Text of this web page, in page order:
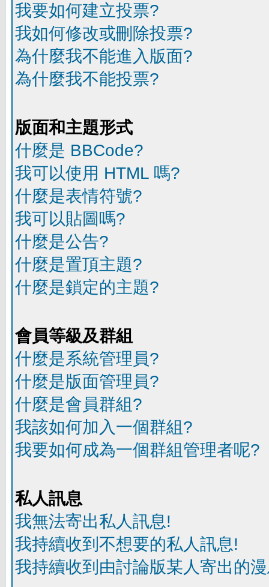
我要如何建立投票?
我如何修改或刪除投票?
為什麼我不能進入版面?
為什麼我不能投票?
版面和主題形式
什麼是 BBCode?
我可以使用 HTML 嗎?
什麼是表情符號?
我可以貼圖嗎?
什麼是公告?
什麼是置頂主題?
什麼是鎖定的主題?
會員等級及群組
什麼是系統管理員?
什麼是版面管理員?
什麼是會員群組?
我該如何加入一個群組?
我要如何成為一個群組管理者呢?
私人訊息
我無法寄出私人訊息!
我持續收到不想要的私人訊息!
我持續收到由討論版某人寄出的